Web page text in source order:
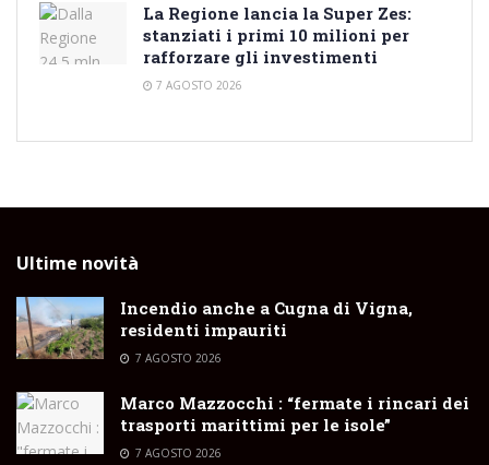
La Regione lancia la Super Zes:
stanziati i primi 10 milioni per
rafforzare gli investimenti
7 AGOSTO 2026
Ultime novità
Incendio anche a Cugna di Vigna,
residenti impauriti
7 AGOSTO 2026
Marco Mazzocchi : “fermate i rincari dei
trasporti marittimi per le isole”
7 AGOSTO 2026